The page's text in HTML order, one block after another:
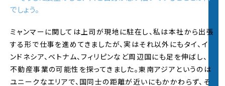
でしょう。
ミャンマーに関しては上司が現地に駐在し、私は本社から出張
する形で仕事を進めてきましたが、実はそれ以外にもタイ、イ
ンドネシア、ベトナム、フィリピンなど周辺国にも足を伸ばし、
不動産事業の可能性を探ってきました。東南アジアというのは
ユニークなエリアで、国同士の距離が近いにもかかわらず、そ